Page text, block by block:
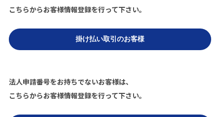
こちらからお客様情報登録を行って下さい。
法人申請番号をお持ちでないお客様は、
こちらからお客様情報登録を行って下さい。